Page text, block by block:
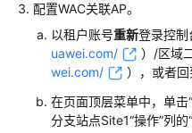
交
换
机
+接
入
配置WAC关联AP。
以租户账号重新登录控制
uawei.com/
）/区域
wei.com/
）
，或者回
在页面顶层菜单中，单
分支站点Site1“操作”列的